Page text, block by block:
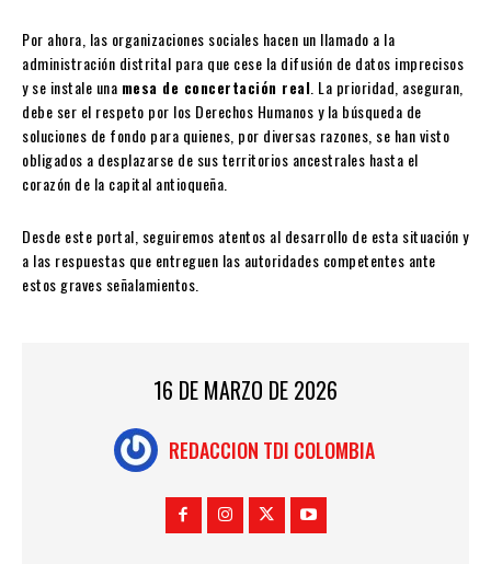
Por ahora, las organizaciones sociales hacen un llamado a la
administración distrital para que cese la difusión de datos imprecisos
y se instale una mesa de concertación real . La prioridad, aseguran,
debe ser el respeto por los Derechos Humanos y la búsqueda de
soluciones de fondo para quienes, por diversas razones, se han visto
obligados a desplazarse de sus territorios ancestrales hasta el
corazón de la capital antioqueña.
Desde este portal, seguiremos atentos al desarrollo de esta situación y
a las respuestas que entreguen las autoridades competentes ante
estos graves señalamientos.
16 DE MARZO DE 2026
REDACCION TDI COLOMBIA